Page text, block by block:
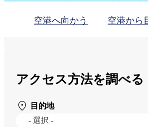
空港へ向かう 空港から
アクセス方法を調べる
目的地
- 選択 -